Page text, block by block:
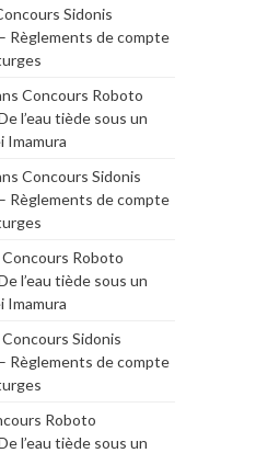
Sidonis
Règlements de compte
Concours Roboto
l’eau tiède sous un
Imamura
Concours Sidonis
Règlements de compte
Concours Roboto
l’eau tiède sous un
Imamura
Concours Sidonis
Règlements de compte
Roboto
l’eau tiède sous un